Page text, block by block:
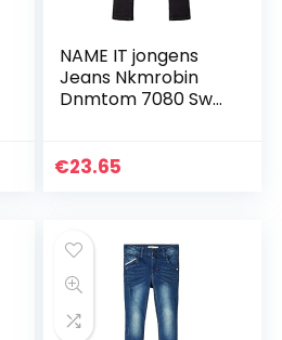
NAME IT jongens
Jeans Nkmrobin
Dnmtom 7080 Swe
€23.65